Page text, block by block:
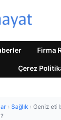
Firma
Çerez
› Sağlık › Geniz eti